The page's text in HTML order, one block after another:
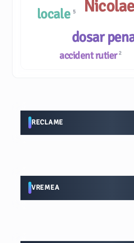
locale 5
accident rutier 2
dosar
RECLAME
VREMEA